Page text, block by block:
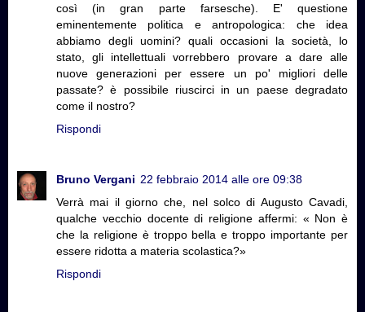
così (in gran parte farsesche). E' questione
eminentemente politica e antropologica: che idea
abbiamo degli uomini? quali occasioni la società, lo
stato, gli intellettuali vorrebbero provare a dare alle
nuove generazioni per essere un po' migliori delle
passate? è possibile riuscirci in un paese degradato
come il nostro?
Rispondi
Bruno Vergani 22 febbraio 2014 alle ore 09:38
Verrà mai il giorno che, nel solco di Augusto Cavadi,
qualche vecchio docente di religione affermi: « Non è
che la religione è troppo bella e troppo importante per
essere ridotta a materia scolastica?»
Rispondi